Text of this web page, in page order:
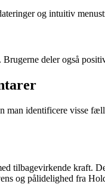
og intuitiv
deler også
identificere visse
tilbagevirkende kraft.
og pålidelighed fra